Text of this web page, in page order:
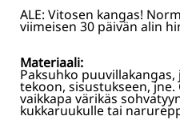
ALE: Vitosen kangas!
viimeisen 30 päivän alin
Materiaali:
Paksuhko
tekoon, sisustukseen,
vaikkapa värikäs
kukkaruukulle tai